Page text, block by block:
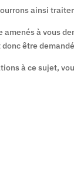
ainsi
à vous
être
à ce sujet,